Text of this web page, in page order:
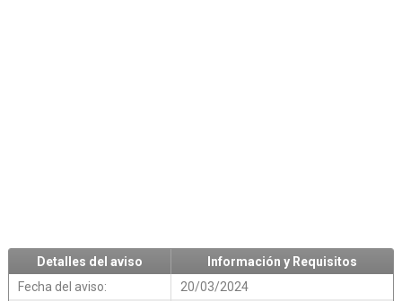
Detalles del aviso
Información y Requisitos
Fecha del aviso:
20/03/2024